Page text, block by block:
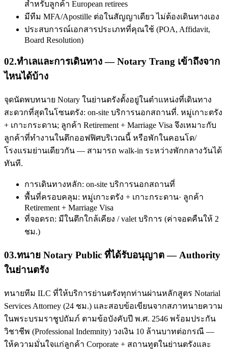
สำหรับลูกค้า European retirees
มีทีม MFA/Apostille ต่อในสัญญาเดียว ไม่ต้องเดินทางเอง
ประสบการณ์เอกสารประเภทที่คุณใช้ (POA, Affidavit,
Board Resolution)
02.ทำเลและการเดินทาง — Notary Trang เข้าถึงจาก
ไหนได้บ้าง
จุดนัดพบทนาย Notary ในย่านตรังตั้งอยู่ในตำแหน่งที่เดินทาง
สะดวกที่สุดในโซนตรัง: on-site บริการนอกสถานที่. หมู่เกาะตรัง
+ เกาะกระดาน; ลูกค้า Retirement + Marriage Visa จึงเหมาะกับ
ลูกค้าที่ทำงานในตึกออฟฟิศบริเวณนี้ หรือพักในคอนโด/
โรงแรมย่านเดียวกัน — สามารถ walk-in ระหว่างพักกลางวันได้
ทันที.
การเดินทางหลัก: on-site บริการนอกสถานที่
พื้นที่ครอบคลุม: หมู่เกาะตรัง + เกาะกระดาน· ลูกค้า
Retirement + Marriage Visa
ที่จอดรถ: มีในตึกใกล้เคียง / valet บริการ (ค่าจอดคืนให้ 2
ชม.)
03.ทนาย Notary Public ที่ได้รับอนุญาต — Authority
ในย่านตรัง
ทนายทีม ILC ที่ให้บริการย่านตรังทุกท่านผ่านหลักสูตร Notarial
Services Attorney (24 ชม.) และสอบข้อเขียนจากสภาทนายความ
ในพระบรมราชูปถัมภ์ ตามข้อบังคับปี พ.ศ. 2546 พร้อมประกัน
วิชาชีพ (Professional Indemnity) วงเงิน 10 ล้านบาทต่อกรณี —
ให้ความมั่นใจแก่ลูกค้า Corporate + สถานทูตในย่านตรังและ